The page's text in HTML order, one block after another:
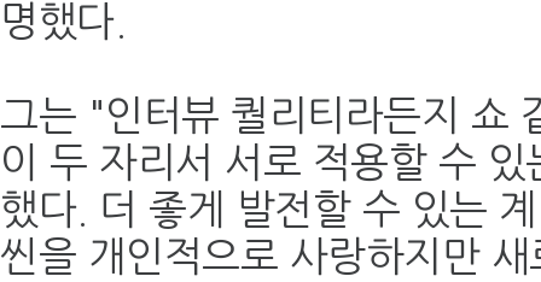
명했다.
그는 "인터뷰 퀄리티라든지 쇼
이 두 자리서 서로 적용할 수
했다. 더 좋게 발전할 수 있는
씬을 개인적으로 사랑하지만